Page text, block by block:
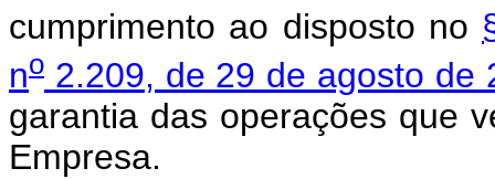
cumprimento ao disposto no
no 2.209, de 29 de agosto de
garantia das operações que
Empresa.